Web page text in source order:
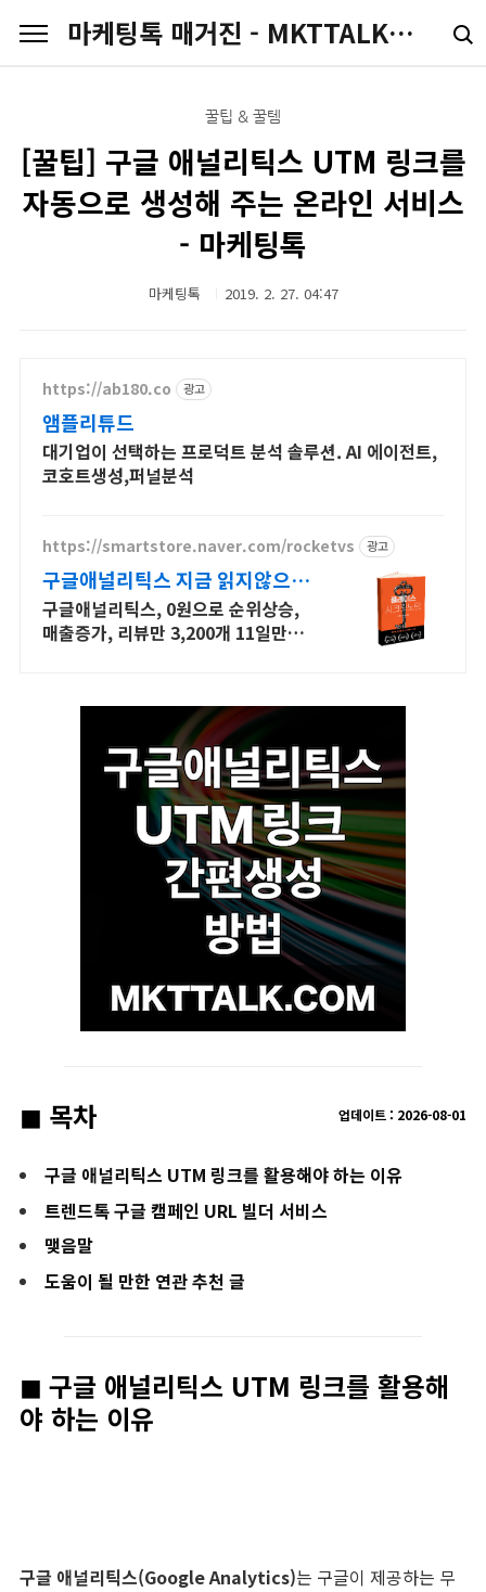
마케팅톡 매거진 - MKTTALK.COM
꿀팁 & 꿀템
[꿀팁] 구글 애널리틱스 UTM 링크를
자동으로 생성해 주는 온라인 서비스
- 마케팅톡
마케팅톡 2019. 2. 27. 04:47
https://ab180.co 광고
앰플리튜드
대기업이 선택하는 프로덕트 분석 솔루션. AI 에이전트,
코호트생성,퍼널분석
https://smartstore.naver.com/rocketvs 광고
구글애널리틱스 지금 읽지않으면
늦습니다
구글애널리틱스, 0원으로 순위상승,
매출증가, 리뷰만 3,200개 11일만에
◼︎ 목차 업데이트 : 2026-08-01
구글 애널리틱스 UTM 링크를 활용해야 하는 이유
트렌드톡 구글 캠페인 URL 빌더 서비스
맺음말
도움이 될 만한 연관 추천 글
◼︎ 구글 애널리틱스 UTM 링크를 활용해
야 하는 이유
구글 애널리틱스(Google Analytics)는 구글이 제공하는 무